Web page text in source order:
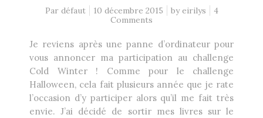
Par défaut 10 décembre 2015 byeirilys
4
Comments
Je reviens après une panne d’ordinateur pour
vous annoncer ma participation au challenge
Cold Winter ! Comme pour le challenge
Halloween, cela fait plusieurs année que je rate
l’occasion d’y participer alors qu’il me fait très
envie. J’ai décidé de sortir mes livres sur le